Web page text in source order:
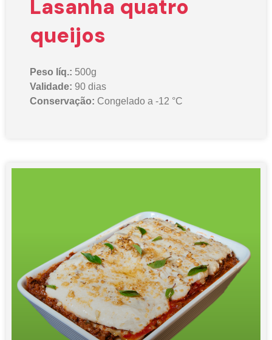
Lasanha quatro
queijos
Peso líq.: 500g
Validade: 90 dias
Conservação: Congelado a -12 °C